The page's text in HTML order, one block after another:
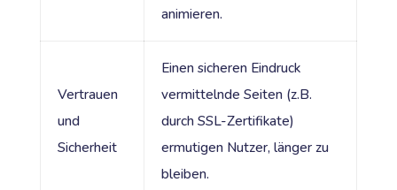
animieren.
Vertrauen
und
Sicherheit
Einen sicheren Eindruck
vermittelnde Seiten (z.B.
durch SSL-Zertifikate)
ermutigen Nutzer, länger zu
bleiben.